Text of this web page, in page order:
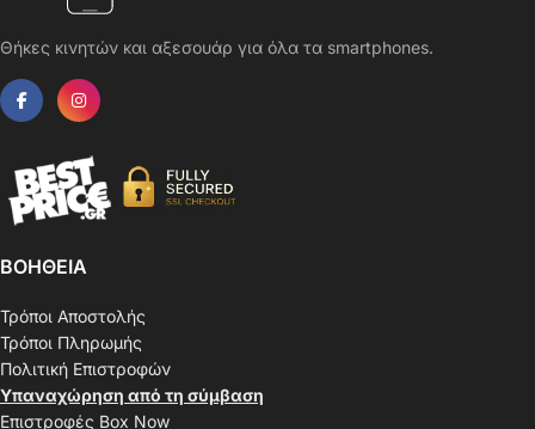
Θήκες κινητών και αξεσουάρ για όλα τα smartphones.
ΒΟΗΘΕΙΑ
Τρόποι Αποστολής
Τρόποι Πληρωμής
Πολιτική Επιστροφών
Υπαναχώρηση από τη σύμβαση
Επιστροφές Box Now